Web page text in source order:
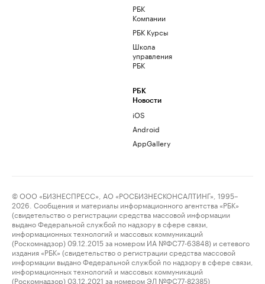
РБК
Компании
РБК Курсы
Школа
управления
РБК
РБК
Новости
iOS
Android
AppGallery
© ООО «БИЗНЕСПРЕСС», АО «РОСБИЗНЕСКОНСАЛТИНГ», 1995–
2026. Сообщения и материалы информационного агентства «РБК»
(свидетельство о регистрации средства массовой информации
выдано Федеральной службой по надзору в сфере связи,
информационных технологий и массовых коммуникаций
(Роскомнадзор) 09.12.2015 за номером ИА №ФС77-63848) и сетевого
издания «РБК» (свидетельство о регистрации средства массовой
информации выдано Федеральной службой по надзору в сфере связи,
информационных технологий и массовых коммуникаций
(Роскомнадзор) 03.12.2021 за номером ЭЛ №ФС77-82385)